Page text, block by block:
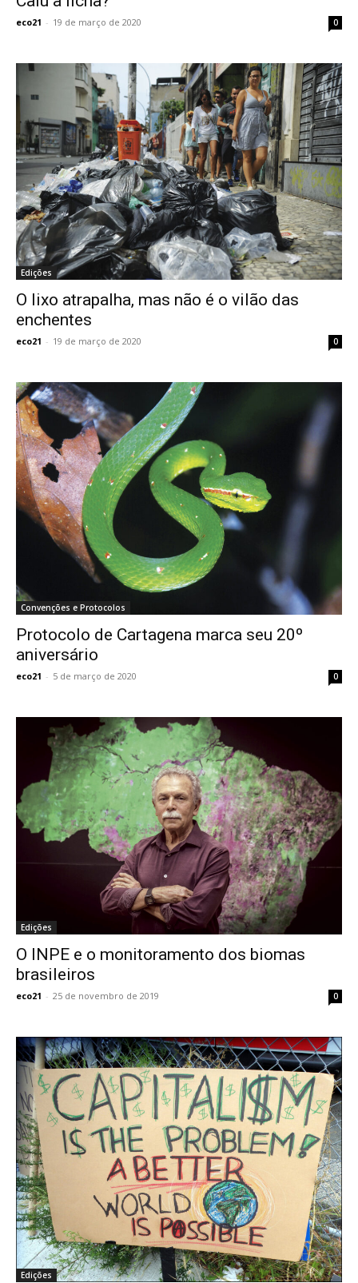
eco21 - 19 de março de 2020 0
Edições
O lixo atrapalha, mas não é o vilão das
enchentes
eco21 - 19 de março de 2020 0
Convenções e Protocolos
Protocolo de Cartagena marca seu 20º
aniversário
eco21 - 5 de março de 2020 0
Edições
O INPE e o monitoramento dos biomas
brasileiros
eco21 - 25 de novembro de 2019 0
Edições